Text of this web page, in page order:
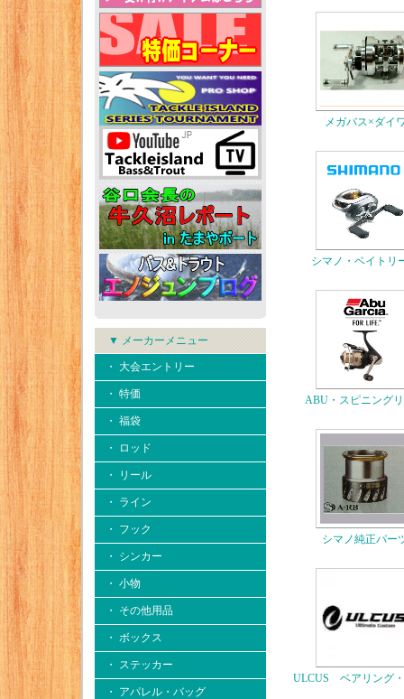
▼ メーカーメニュー
・ 大会エントリー
・ 特価
・ 福袋
・ ロッド
・ リール
・ ライン
・ フック
・ シンカー
・ 小物
・ その他用品
・ ボックス
・ ステッカー
・ アパレル・バッグ
メガバス×ダイ
シマノ・ベイトリ
ABU・スピニング
シマノ純正パー
ULCUS ベアリング